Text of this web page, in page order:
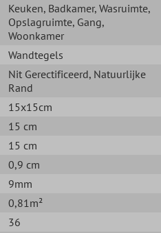
Keuken, Badkamer, Wasruimte,
Opslagruimte, Gang,
Woonkamer
Wandtegels
Nit Gerectificeerd, Natuurlijke
Rand
15x15cm
15 cm
15 cm
0,9 cm
9mm
0,81m²
36